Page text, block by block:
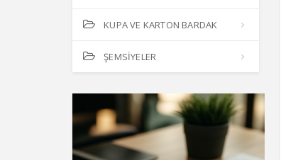
KUPA VE KARTON BARDAK
ŞEMSİYELER